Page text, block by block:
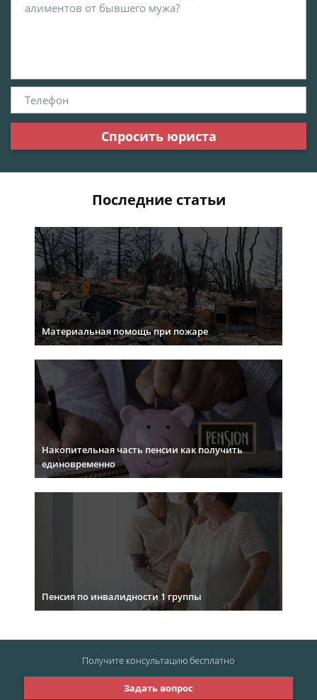
Спросить юриста
Последние статьи
Материальная помощь при пожаре
Накопительная часть пенсии как получить
единовременно
Пенсия по инвалидности 1 группы
Задать вопрос
Получите консультациюбесплатно